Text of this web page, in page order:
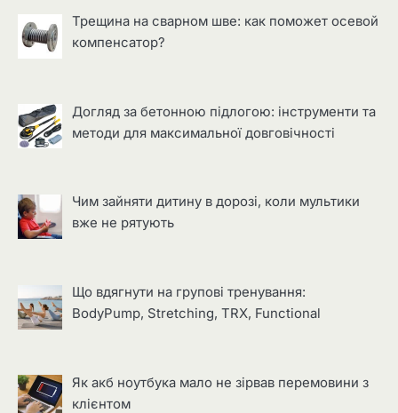
Трещина на сварном шве: как поможет осевой
компенсатор?
Догляд за бетонною підлогою: інструменти та
методи для максимальної довговічності
Чим зайняти дитину в дорозі, коли мультики
вже не рятують
Що вдягнути на групові тренування:
BodyPump, Stretching, TRX, Functional
Як акб ноутбука мало не зірвав перемовини з
клієнтом